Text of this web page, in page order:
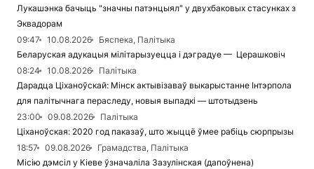
Лукашэнка бачыць "значны патэнцыял" у двухбаковых стасунках з
Эквадорам
09:47
10.08.2026
Бяспека, Палітыка
Беларуская адукацыя мілітарызуецца і дэградуе — Церашковіч
08:24
10.08.2026
Палітыка
Дарадца Ціханоўскай: Мінск актывізаваў выкарыстанне Інтэрпола
для палітычнага пераследу, новыя выпадкі — штотыдзень
23:00
09.08.2026
Палітыка
Ціханоўская: 2020 год паказаў, што жыццё ўмее рабіць сюрпрызы
18:57
09.08.2026
Грамадства, Палітыка
Місію дэмсіл у Кіеве ўзначаліла Зазулінская (дапоўнена)